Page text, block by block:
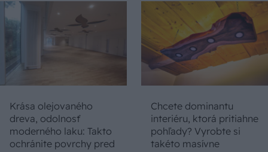
Krása olejovaného
dreva, odolnosť
moderného laku: Takto
ochránite povrchy pred
Chcete dominantu
interiéru, ktorá pritiahne
pohľady? Vyrobte si
takéto masívne